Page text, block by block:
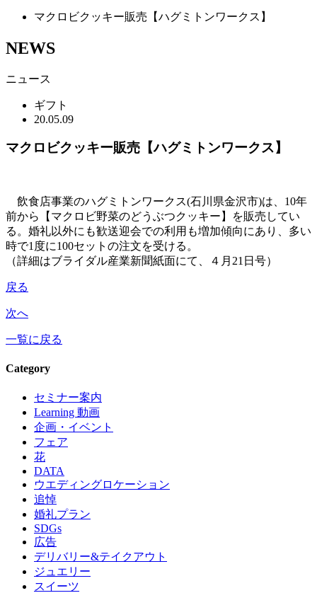
マクロビクッキー販売【ハグミトンワークス】
NEWS
ニュース
ギフト
20.05.09
マクロビクッキー販売【ハグミトンワークス】
飲食店事業のハグミトンワークス(石川県金沢市)は、10年
前から【マクロビ野菜のどうぶつクッキー】を販売してい
る。婚礼以外にも歓送迎会での利用も増加傾向にあり、多い
時で1度に100セットの注文を受ける。
（詳細はブライダル産業新聞紙面にて、４月21日号）
戻る
次へ
一覧に戻る
Category
セミナー案内
Learning 動画
企画・イベント
フェア
花
DATA
ウエディングロケーション
追悼
婚礼プラン
SDGs
広告
デリバリー&テイクアウト
ジュエリー
スイーツ